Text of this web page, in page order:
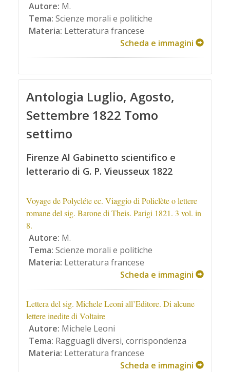
Autore: M.
Tema: Scienze morali e politiche
Materia: Letteratura francese
Scheda e immagini
Antologia Luglio, Agosto,
Settembre 1822 Tomo
settimo
Firenze Al Gabinetto scientifico e
letterario di G. P. Vieusseux 1822
Voyage de Polycléte ec. Viaggio di Policlète o lettere
romane del sig. Barone di Theis. Parigi 1821. 3 vol. in
8.
Autore: M.
Tema: Scienze morali e politiche
Materia: Letteratura francese
Scheda e immagini
Lettera del sig. Michele Leoni all’Editore. Di alcune
lettere inedite di Voltaire
Autore: Michele Leoni
Tema: Ragguagli diversi, corrispondenza
Materia: Letteratura francese
Scheda e immagini